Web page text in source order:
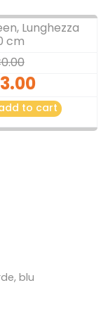
Lunghezza
cm
to cart
blu